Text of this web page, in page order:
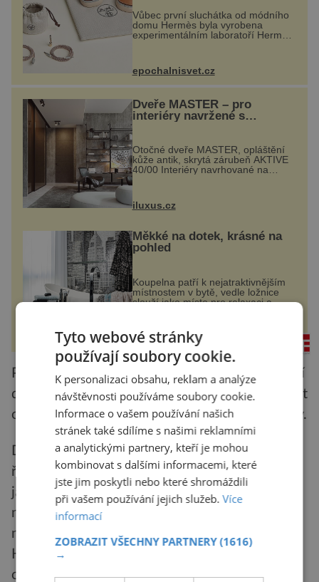
Vůbec první sluchátka od módního
domu Hermès byla vyrobena
experimentálním laboratoří Hermès
se ručně šitou hovězí kůží a
kovový...
epochalnisvet.cz
Dveře MASTER – pro
interiéry navržené s
rozumem i vášní!
Otočné dveře MASTER, opláštění
kůže antik, skrytá zárubeň AKTIVE
40/00 Interiéry navrhované na
zakázku často vyžadují atypické
rozměry nejen nábytku, ale i
otvorových prvků. Technické zázemí
dnes umož...
iluxus.cz
Měkké na dotek, krásné na
pohled
Koupelna patří k nejatraktivnějším
místnostem v bytě, vedle ložnice
slouží jako místo pro relaxaci a
mohou jako mávnutím kouzelného
proutku...
rezidenceonline.cz
Platón se také dotýká společenského postavení
duševně nemocných – podle něj by neměli nést
odpovědnost za případné jimi způsobené škody.
Dalším významným přestavitelem medicíny byl
římský lékař Klaudius Galénos, známý spíše
jako Galén (129–200?). Záchvaty
nekontrolované zuřivosti byly tehdy v Římě
něčím naprosto běžným, například římský císař
Hadrián v návalu vzteku vypíchl jednomu z
otroků oko. Sám vzpomínal na to, jak jeho
Tyto webové stránky
používají soubory cookie.
K personalizaci obsahu, reklam a analýze
návštěvnosti používáme soubory cookie.
Informace o vašem používání našich
stránek také sdílíme s našimi reklamními
a analytickými partnery, kteří je mohou
kombinovat s dalšími informacemi, které
jste jim poskytli nebo které shromáždili
při vašem používání jejich služeb.Více
informací
ZOBRAZIT VŠECHNY PARTNERY(1616)
→